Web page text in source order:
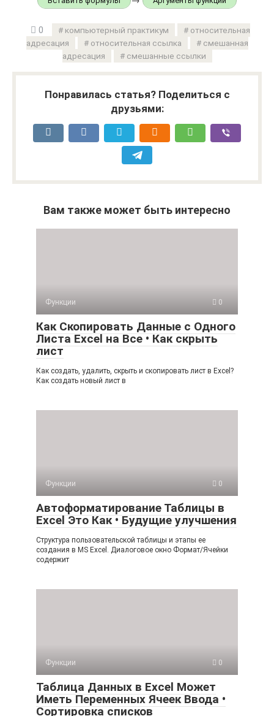
0 компьютерный практикум
относительная
адресация
относительная ссылка
смешанная
адресация
смешанные ссылки
Понравилась статья? Поделиться с
друзьями:
Вам также может быть интересно
Функции 0
Как Скопировать Данные с Одного
Листа Excel на Все • Как скрыть
лист
Как создать, удалить, скрыть и скопировать лист в Excel?
Как создать новый лист в
Функции 0
Автоформатирование Таблицы в
Excel Это Как • Будущие улучшения
Структура пользовательской таблицы и этапы ее
создания в MS Excel. Диалоговое окно Формат/Ячейки
содержит
Функции 0
Таблица Данных в Excel Может
Иметь Переменных Ячеек Ввода •
Сортировка списков